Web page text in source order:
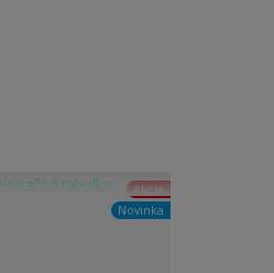
Akcia
Novinka